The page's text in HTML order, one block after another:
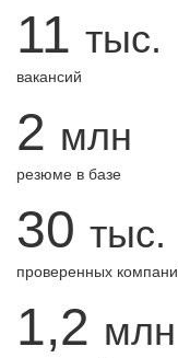
11 тыс.
вакансий
2 млн
резюме в базе
30 тыс.
проверенных
1,2 млн